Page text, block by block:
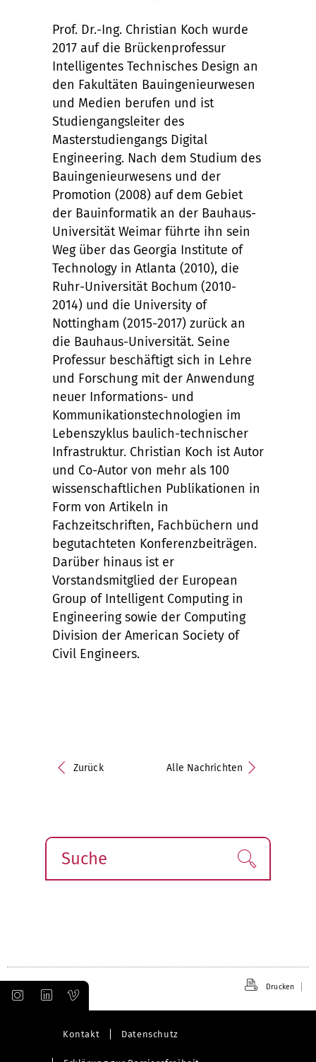
Prof. Dr.-Ing. Christian Koch wurde
2017 auf die Brückenprofessur
Intelligentes Technisches Design an
den Fakultäten Bauingenieurwesen
und Medien berufen und ist
Studiengangsleiter des
Masterstudiengangs Digital
Engineering. Nach dem Studium des
Bauingenieurwesens und der
Promotion (2008) auf dem Gebiet
der Bauinformatik an der Bauhaus-
Universität Weimar führte ihn sein
Weg über das Georgia Institute of
Technology in Atlanta (2010), die
Ruhr-Universität Bochum (2010-
2014) und die University of
Nottingham (2015-2017) zurück an
die Bauhaus-Universität. Seine
Professur beschäftigt sich in Lehre
und Forschung mit der Anwendung
neuer Informations- und
Kommunikationstechnologien im
Lebenszyklus baulich-technischer
Infrastruktur. Christian Koch ist Autor
und Co-Autor von mehr als 100
wissenschaftlichen Publikationen in
Form von Artikeln in
Fachzeitschriften, Fachbüchern und
begutachteten Konferenzbeiträgen.
Darüber hinaus ist er
Vorstandsmitglied der European
Group of Intelligent Computing in
Engineering sowie der Computing
Division der American Society of
Civil Engineers.
Zurück Alle Nachrichten
Suche Finden!
Drucken
Kontakt Datenschutz